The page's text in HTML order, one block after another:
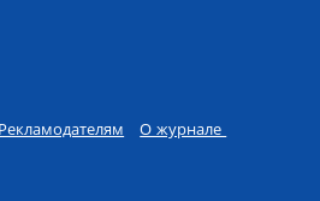
Рекламодателям
О журнале